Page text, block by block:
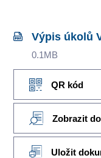
Výpis úkolů
0.1MB
QR kód
Zobrazit
Uložit